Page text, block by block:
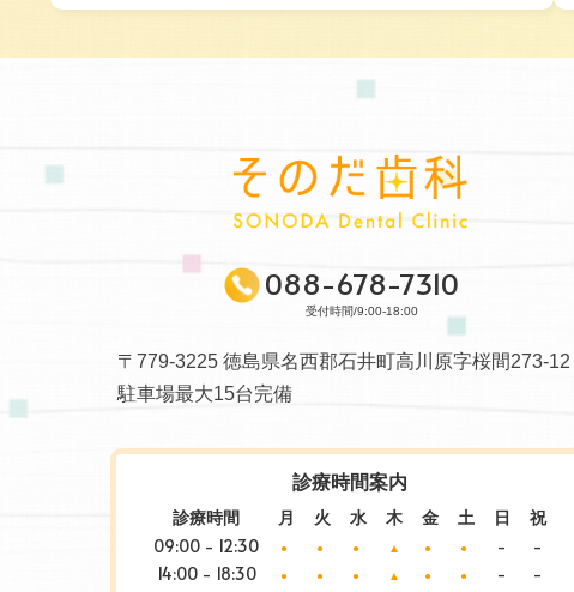
088-678-7310
受付時間/9:00-18:00
〒779-3225 徳島県名西郡石井町高川原字桜間273-12
駐車場最大15台完備
診療時間案内
診療時間 月 火 水 木 金 土 日 祝
09:00 - 12:30 ● ● ● ▲ ● ● -
-
14:00 - 18:30
● ● ● ▲ ● ● - -